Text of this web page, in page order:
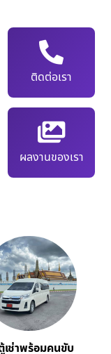
ติดต่อเรา
ผลงานของเรา
เช่าพร้อมคนขับ